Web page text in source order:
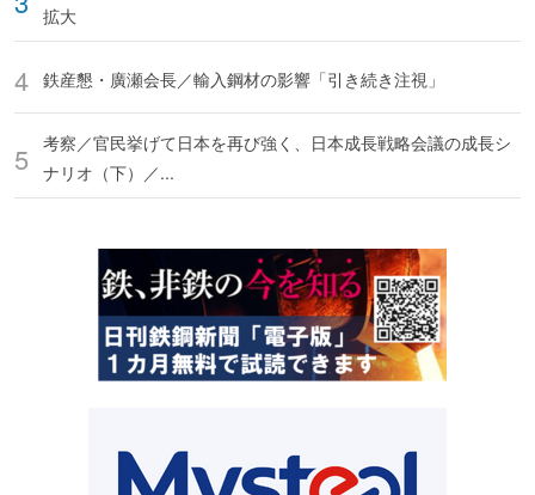
拡大
鉄産懇・廣瀬会長／輸入鋼材の影響「引き続き注視」
考察／官民挙げて日本を再び強く、日本成長戦略会議の成長シ
ナリオ（下）／...